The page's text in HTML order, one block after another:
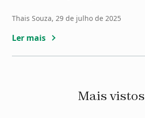
Thais Souza, 29 de julho de 2025
Ler mais
Mais vistos